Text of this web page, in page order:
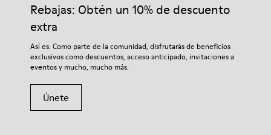
garantizará que duren más tiempo.
Si deseas obtener información detallada sobre cómo cuidar de
tu par, visita nuestraGuía para el cuidado del calzado.
Rebajas: Obtén un 10% de descuento
extra
Así es. Como parte de la comunidad, disfrutarás de beneficios
exclusivos como descuentos, acceso anticipado, invitaciones a
eventos y mucho, mucho más.
Únete